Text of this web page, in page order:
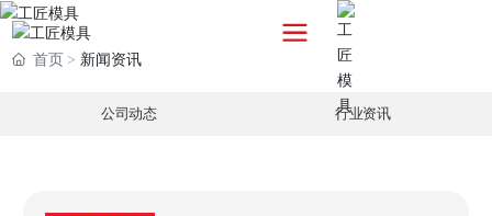
首页 新闻资讯
公司动态 行业资讯